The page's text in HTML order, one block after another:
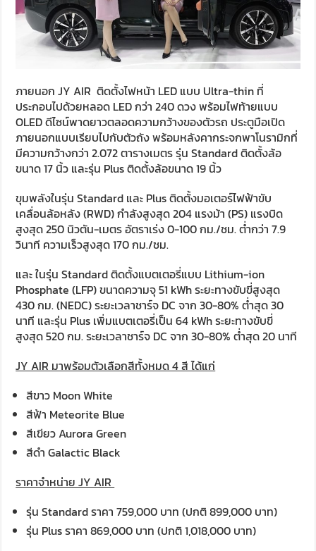
ภายนอก JY AIR ติดตั้งไฟหน้า LED แบบ Ultra-thin ที่
ประกอบไปด้วยหลอด LED กว่า 240 ดวง พร้อมไฟท้ายแบบ
OLED ดีไซน์พาดยาวตลอดความกว้างของตัวรถ ประตูมือเปิด
ภายนอกแบบเรียบไปกับตัวถัง พร้อมหลังคากระจกพาโนรามิกที่
มีความกว้างกว่า 2.072 ตารางเมตร รุ่น Standard ติดตั้งล้อ
ขนาด 17 นิ้ว และรุ่น Plus ติดตั้งล้อขนาด 19 นิ้ว
ขุมพลังในรุ่น Standard และ Plus ติดตั้งมอเตอร์ไฟฟ้าขับ
เคลื่อนล้อหลัง (RWD) กำลังสูงสุด 204 แรงม้า (PS) แรงบิด
สูงสุด 250 นิวตัน-เมตร อัตราเร่ง 0-100 กม./ชม. ต่ำกว่า 7.9
วินาที ความเร็วสูงสุด 170 กม./ชม.
และ ในรุ่น Standard ติดตั้งแบตเตอรี่แบบ Lithium-ion
Phosphate (LFP) ขนาดความจุ 51 kWh ระยะทางขับขี่สูงสุด
430 กม. (NEDC) ระยะเวลาชาร์จ DC จาก 30-80% ต่ำสุด 30
นาที และรุ่น Plus เพิ่มแบตเตอรี่เป็น 64 kWh ระยะทางขับขี่
สูงสุด 520 กม. ระยะเวลาชาร์จ DC จาก 30-80% ต่ำสุด 20 นาที
JY AIR มาพร้อมตัวเลือกสีทั้งหมด 4 สี ได้แก่
สีขาว Moon White
สีฟ้า Meteorite Blue
สีเขียว Aurora Green
สีดำ Galactic Black
ราคาจำหน่าย JY AIR
รุ่น Standard ราคา 759,000 บาท (ปกติ 899,000 บาท)
รุ่น Plus ราคา 869,000 บาท (ปกติ 1,018,000 บาท)